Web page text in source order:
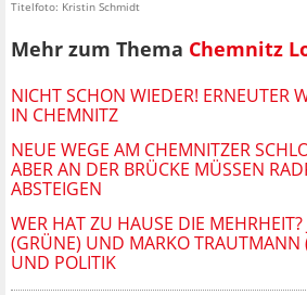
Titelfoto: Kristin Schmidt
Mehr zum Thema Chemnitz
NICHT SCHON WIEDER! ERNEUTER
IN CHEMNITZ
NEUE WEGE AM CHEMNITZER
BER AN DER BRÜCKE MÜSSEN
BSTEIGEN
WER HAT ZU HAUSE DIE MEHRHEIT?
(GRÜNE) UND MARKO TRAUTMANN
UND POLITIK